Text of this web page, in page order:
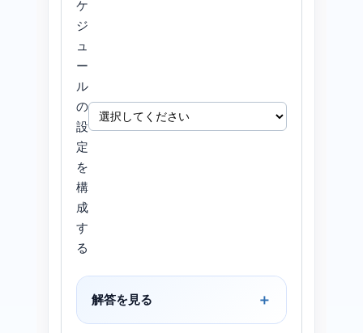
ケ
ジ
ュ
ー
ル
の
設
定
を
構
成
す
る
解答を見る